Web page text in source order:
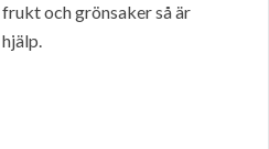
och grönsaker så är